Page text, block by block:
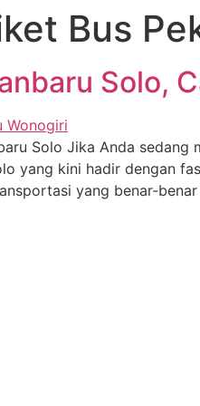
Bus
Solo,
Solo Jika Anda sedang
yang kini hadir dengan
yang benar-